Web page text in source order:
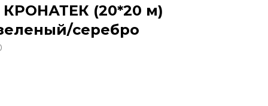
(20*20 м)
серебро